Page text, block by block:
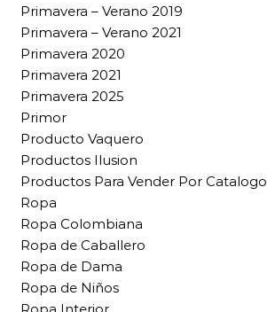
Primavera – Verano 2019
Primavera – Verano 2021
Primavera 2020
Primavera 2021
Primavera 2025
Primor
Producto Vaquero
Productos Ilusion
Productos Para Vender Por Catalogo
Ropa
Ropa Colombiana
Ropa de Caballero
Ropa de Dama
Ropa de Niños